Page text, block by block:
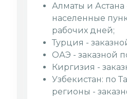
Алматы и Астана
населенные
рабочих дней;
Турция -
ОАЭ - заказной
Киргизия -
Узбекистан: по
регионы -